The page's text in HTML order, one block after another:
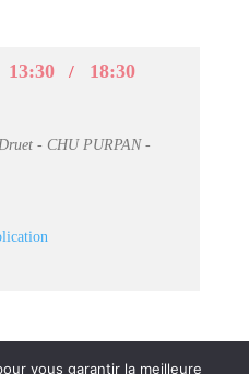
13:30 18:30
- CHU PURPAN -
vous garantir la meilleure